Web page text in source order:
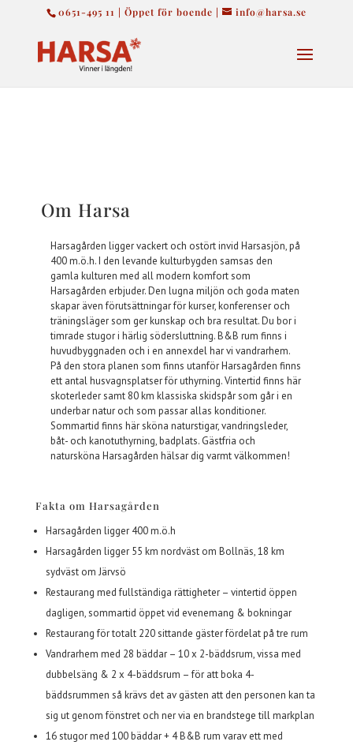
0651-495 11 | Öppet för boende | info@harsa.se
Om Harsa
Harsagården ligger vackert och ostört invid Harsasjön, på
400 m.ö.h. I den levande kulturbygden samsas den
gamla kulturen med all modern komfort som
Harsagården erbjuder. Den lugna miljön och goda maten
skapar även förutsättningar för kurser, konferenser och
träningsläger som ger kunskap och bra resultat. Du bor i
timrade stugor i härlig södersluttning. B&B rum finns i
huvudbyggnaden och i en annexdel har vi vandrarhem.
På den stora planen som finns utanför Harsagården finns
ett antal husvagnsplatser för uthyrning. Vintertid finns här
skoterleder samt 80 km klassiska skidspår som går i en
underbar natur och som passar allas konditioner.
Sommartid finns här sköna naturstigar, vandringsleder,
båt- och kanotuthyrning, badplats. Gästfria och
natursköna Harsagården hälsar dig varmt välkommen!
Fakta om Harsagården
Harsagården ligger 400 m.ö.h
Harsagården ligger 55 km nordväst om Bollnäs, 18 km
sydväst om Järvsö
Restaurang med fullständiga rättigheter – vintertid öppen
dagligen, sommartid öppet vid evenemang & bokningar
Restaurang för totalt 220 sittande gäster fördelat på tre rum
Vandrarhem med 28 bäddar – 10 x 2-bäddsrum, vissa med
dubbelsäng & 2 x 4-bäddsrum – för att boka 4-
bäddsrummen så krävs det av gästen att den personen kan ta
sig ut genom fönstret och ner via en brandstege till markplan
16 stugor med 100 bäddar + 4 B&B rum varav ett med